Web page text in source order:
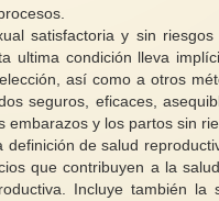
satisfactoria y sin
ultima condición lleva
así como a otros
seguros, eficaces,
embarazos y los partos sin
de salud
que contribuyen a la
Incluye también la